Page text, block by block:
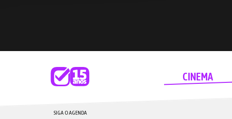
CINEMA
SIGA O AGENDA